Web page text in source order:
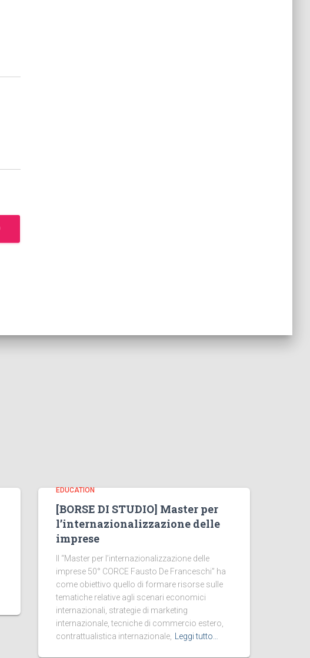
EDUCATION
[BORSE DI STUDIO] Master per
l’internazionalizzazione delle
imprese
Il “Master per l’internazionalizzazione delle
imprese 50° CORCE Fausto De Franceschi” ha
come obiettivo quello di formare risorse sulle
tematiche relative agli scenari economici
internazionali, strategie di marketing
internazionale, tecniche di commercio estero,
contrattualistica internazionale,
Leggi tutto…